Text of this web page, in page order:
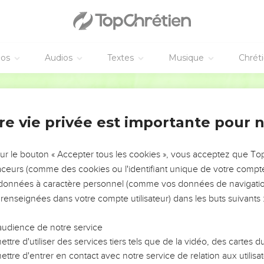
Audios Textes Musique
avait dit : Vous n’êtes pas mon peuple, on leur dira alors :
sauvé,
Ésaïe dit encore : Si l’Éternel des armées célestes ne nous
la foi
de tous les pays qui ne se souciaient pas de plaire à
trouvé comment être déclarés justes devant lui : en lui
fait de grands efforts pour obtenir l’agrément divin en
lieu de faire confiance à Dieu, les Israélites ont tenu à
sauvés grâce à leurs efforts. Ils ont buté contre la pierre
une pierre sur laquelle on tombera, un rocher auquel on se
vie privée est importante pour
le bouton « Accepter tous les cookies », vous acceptez que
(comme des cookies ou l'identifiant unique de votre
à caractère personnel (comme vos données de
dans votre compte utilisateur) dans les buts suivants :
de notre service
d'utiliser des services tiers tels que de la vidéo, des cartes
d'entrer en contact avec notre service de relation aux